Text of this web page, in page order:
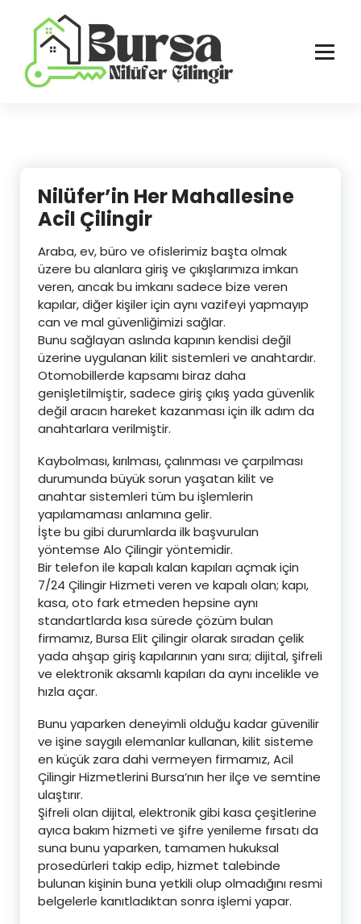
Nilüfer’in Her Mahallesine
Acil Çilingir
Araba, ev, büro ve ofislerimiz başta olmak
üzere bu alanlara giriş ve çıkışlarımıza imkan
veren, ancak bu imkanı sadece bize veren
kapılar, diğer kişiler için aynı vazifeyi yapmayıp
can ve mal güvenliğimizi sağlar.
Bunu sağlayan aslında kapının kendisi değil
üzerine uygulanan kilit sistemleri ve anahtardır.
Otomobillerde kapsamı biraz daha
genişletilmiştir, sadece giriş çıkış yada güvenlik
değil aracın hareket kazanması için ilk adım da
anahtarlara verilmiştir.
Kaybolması, kırılması, çalınması ve çarpılması
durumunda büyük sorun yaşatan kilit ve
anahtar sistemleri tüm bu işlemlerin
yapılamaması anlamına gelir.
İşte bu gibi durumlarda ilk başvurulan
yöntemse Alo Çilingir yöntemidir.
Bir telefon ile kapalı kalan kapıları açmak için
7/24 Çilingir Hizmeti veren ve kapalı olan; kapı,
kasa, oto fark etmeden hepsine aynı
standartlarda kısa sürede çözüm bulan
firmamız, Bursa Elit çilingir olarak sıradan çelik
yada ahşap giriş kapılarının yanı sıra; dijital, şifreli
ve elektronik aksamlı kapıları da aynı incelikle ve
hızla açar.
Bunu yaparken deneyimli olduğu kadar güvenilir
ve işine saygılı elemanlar kullanan, kilit sisteme
en küçük zara dahi vermeyen firmamız, Acil
Çilingir Hizmetlerini Bursa’nın her ilçe ve semtine
ulaştırır.
Şifreli olan dijital, elektronik gibi kasa çeşitlerine
ayıca bakım hizmeti ve şifre yenileme fırsatı da
suna bunu yaparken, tamamen hukuksal
prosedürleri takip edip, hizmet talebinde
bulunan kişinin buna yetkili olup olmadığını resmi
belgelerle kanıtladıktan sonra işlemi yapar.